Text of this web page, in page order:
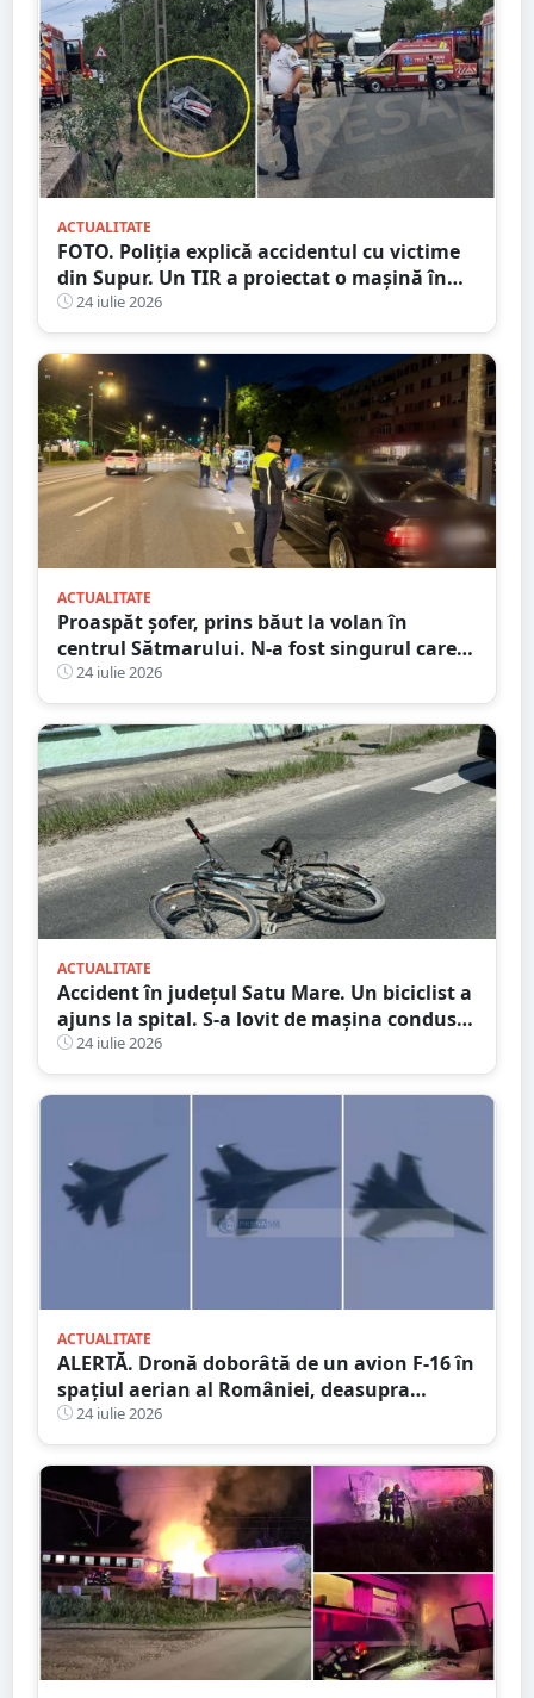
ACTUALITATE
FOTO. Poliția explică accidentul cu victime
din Supur. Un TIR a proiectat o mașină în
șanț24 iulie 2026
ACTUALITATE
Proaspăt șofer, prins băut la volan în
centrul Sătmarului. N-a fost singurul care a
călcat pe bec
24 iulie 2026
ACTUALITATE
Accident în județul Satu Mare. Un biciclist a
ajuns la spital. S-a lovit de mașina condusă
de un tânăr șofer
24 iulie 2026
ACTUALITATE
ALERTĂ. Dronă doborâtă de un avion F-16 în
spațiul aerian al României, deasupra
județului Buzău
24 iulie 2026